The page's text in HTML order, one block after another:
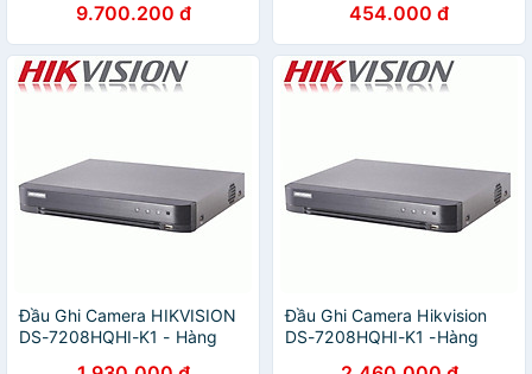
9.700.200 đ 454.000 đ
Đầu Ghi Camera HIKVISION
DS-7208HQHI-K1 - Hàng
Đầu Ghi Camera Hikvision
DS-7208HQHI-K1 -Hàng